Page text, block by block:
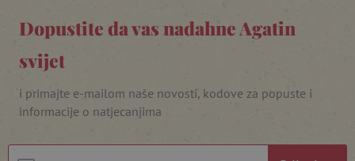
Dopustite da vas nadahne Agatin
svijet
i primajte e-mailom naše novosti, kodove za popuste i
informacije o natjecanjima
featureFlagIdentifier www.agatinsvijet.hr
Googleovu politiku privatnosti